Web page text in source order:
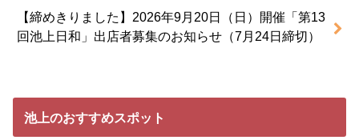
【締めきりました】2026年9月20日（日）開催「第13
回池上日和」出店者募集のお知らせ（7月24日締切）
池上のおすすめスポット